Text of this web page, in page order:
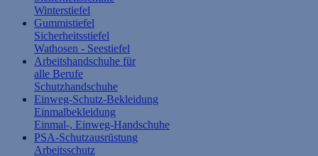
Winterstiefel
Gummistiefel
Sicherheitsstiefel
Wathosen - Seestiefel
Arbeitshandschuhe für
alle Berufe
Schutzhandschuhe
Einweg-Schutz-Bekleidung
Einmalbekleidung
Einmal-, Einweg-Handschuhe
PSA-Schutzausrüstung
Arbeitsschutz